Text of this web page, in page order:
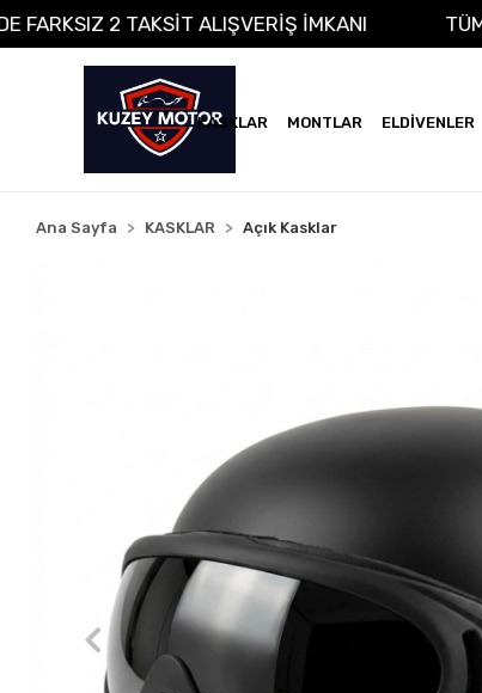
VADE FARKSIZ 2 TAKSİT ALIŞVERİŞ İMKANI
KASKLAR MONTLAR ELDİVENLER
Ana Sayfa KASKLAR Açık Kasklar